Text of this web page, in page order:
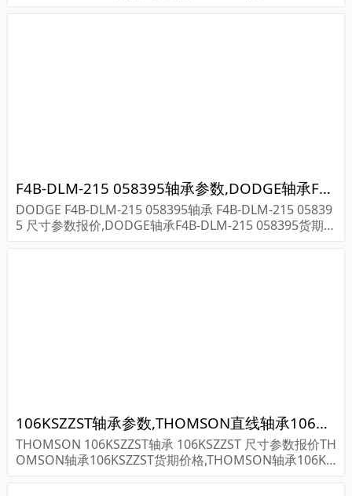
F4B-DLM-215 058395轴承参数,DODGE轴承F4B-DLM-215 058395重量
DODGE F4B-DLM-215 058395轴承 F4B-DLM-215 05839
5 尺寸参数报价,DODGE轴承F4B-DLM-215 058395货期价
106KSZZST轴承参数,THOMSON直线轴承106KSZZST重量
THOMSON 106KSZZST轴承 106KSZZST 尺寸参数报价TH
OMSON轴承106KSZZST货期价格,THOMSON轴承106KS